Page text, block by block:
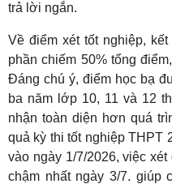
trả lời ngắn.
Về điểm xét tốt nghiệp,
phần chiếm 50% tổng
Đáng chú ý, điểm học bạ
ba năm lớp 10, 11 và 12
nhận toàn diện hơn quá
quả kỳ thi tốt nghiệp THPT
vào ngày 1/7/2026, việc
chậm nhất ngày 3/7. giúp